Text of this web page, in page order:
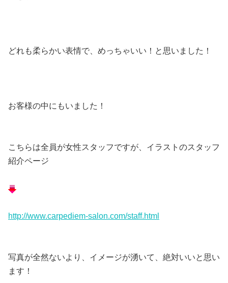
どれも柔らかい表情で、めっちゃいい！と思いました！
お客様の中にもいました！
こちらは全員が女性スタッフですが、イラストのスタッフ
紹介ページ
http://www.carpediem-salon.com/staff.html
写真が全然ないより、イメージが湧いて、絶対いいと思い
ます！